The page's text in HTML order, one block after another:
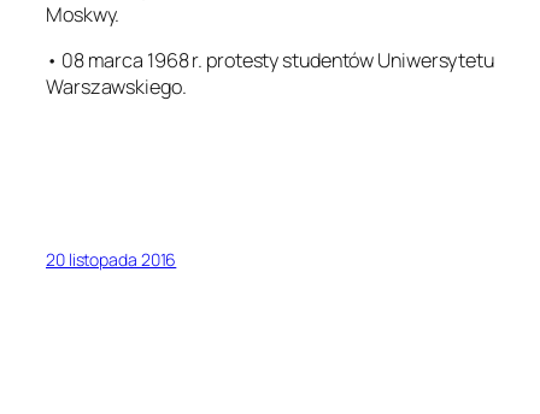
Moskwy.
• 08 marca 1968 r. protesty studentów Uniwersytetu
Warszawskiego.
20 listopada 2016